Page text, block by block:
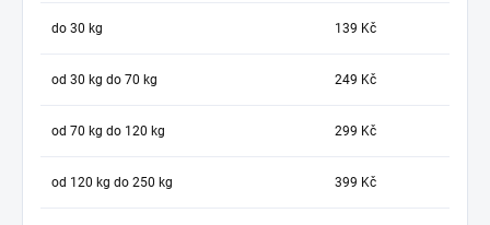
do 30 kg 139 Kč
od 30 kg do 70 kg 249 Kč
od 70 kg do 120 kg 299 Kč
od 120 kg do 250 kg 399 Kč